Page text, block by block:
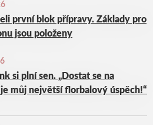
první blok přípravy. Základy pro
jsou položeny
si plní sen. „Dostat se na
můj největší florbalový úspěch!“